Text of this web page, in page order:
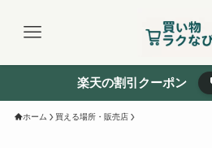
楽天の割引クーポン
ホーム 買える場所・販売店